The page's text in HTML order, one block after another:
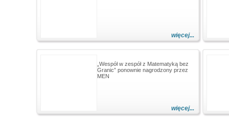
więcej...
więcej...
„Wespół w zespół z Matematyką bez
Granic” ponownie nagrodzony przez
MEN